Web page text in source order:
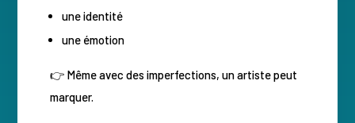
une identité
une émotion
👉 Même avec des imperfections, un artiste peut
marquer.